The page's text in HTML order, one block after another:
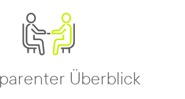
Überblick